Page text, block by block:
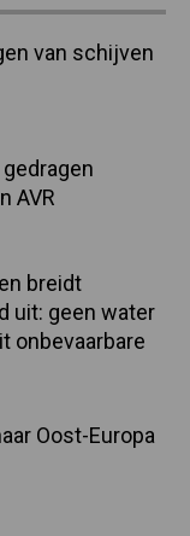
van schijven
AVR
breidt
uit: geen water
onbevaarbare
Oost-Europa